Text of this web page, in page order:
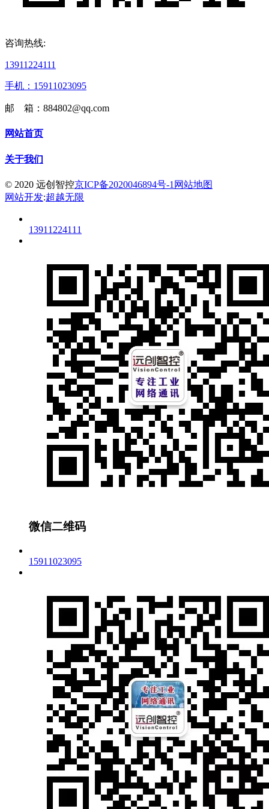
咨询热线:
13911224111
手机：15911023095
邮 箱：884802@qq.com
网站首页
关于我们
© 2020 远创智控京ICP备2020046894号-1 网站地图
网站开发:超越无限
13911224111
微信二维码
15911023095